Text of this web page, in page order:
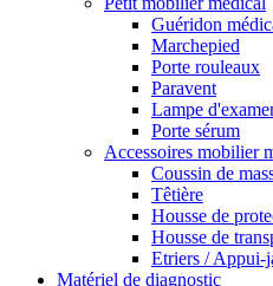
Guéridon
Marchepied
Porte rouleaux
Paravent
Lampe
Porte sérum
Accessoires mobilier
Coussin de
Têtière
Housse de
Housse de
Etriers / Appui-
Matériel de diagnostic